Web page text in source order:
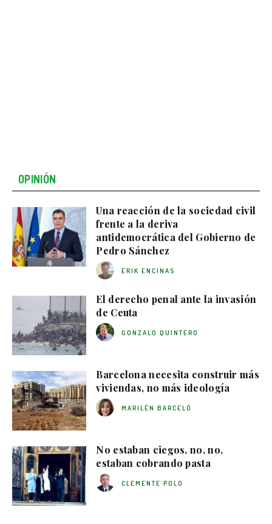
OPINIÓN
Una reacción de la sociedad civil
frente a la deriva
antidemocrática del Gobierno de
Pedro Sánchez
ERIK ENCINAS
El derecho penal ante la invasión
de Ceuta
GONZALO QUINTERO
Barcelona necesita construir más
viviendas, no más ideología
MARILÉN BARCELÓ
No estaban ciegos, no, no,
estaban cobrando pasta
CLEMENTE POLO